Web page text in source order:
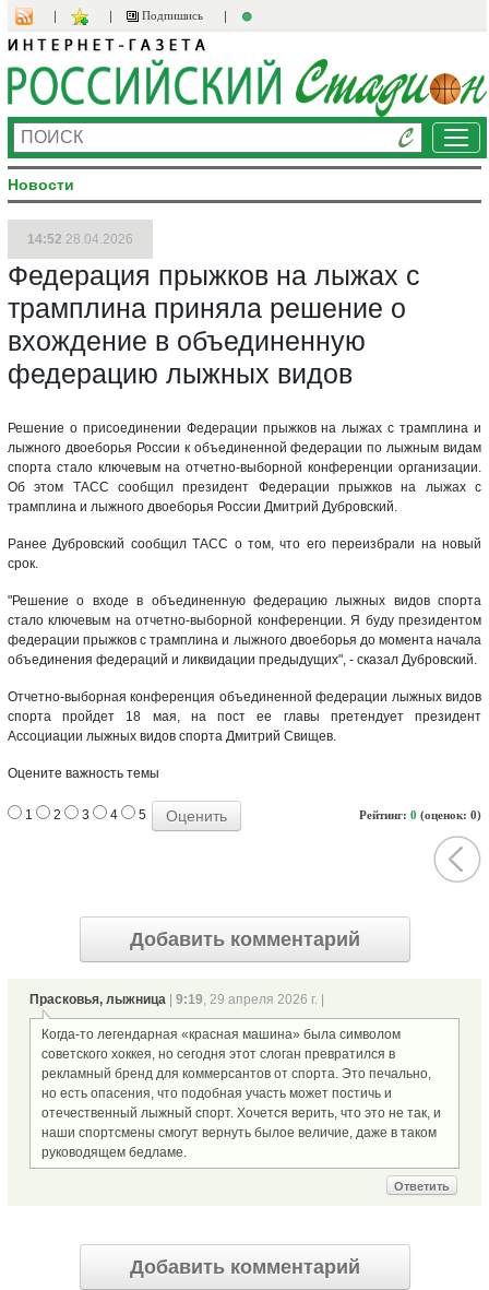
Подпишись
Новости
14:52 28.04.2026
Федерация прыжков на лыжах с
трамплина приняла решение о
вхождение в объединенную
федерацию лыжных видов
Решение о присоединении Федерации прыжков на лыжах с трамплина и
лыжного двоеборья России к объединенной федерации по лыжным видам
спорта стало ключевым на отчетно-выборной конференции организации.
Об этом ТАСС сообщил президент Федерации прыжков на лыжах с
трамплина и лыжного двоеборья России Дмитрий Дубровский.
Ранее Дубровский сообщил ТАСС о том, что его переизбрали на новый
срок.
"Решение о входе в объединенную федерацию лыжных видов спорта
стало ключевым на отчетно-выборной конференции. Я буду президентом
федерации прыжков с трамплина и лыжного двоеборья до момента начала
объединения федераций и ликвидации предыдущих", - сказал Дубровский.
Отчетно-выборная конференция объединенной федерации лыжных видов
спорта пройдет 18 мая, на пост ее главы претендует президент
Ассоциации лыжных видов спорта Дмитрий Свищев.
Оцените важность темы
Рейтинг: 0 (оценок: 0)
1 2 3 4 5
Добавить комментарий
Прасковья, лыжница 9:19, 29 апреля 2026 г. |
Когда-то легендарная «красная машина» была символом
советского хоккея, но сегодня этот слоган превратился в
рекламный бренд для коммерсантов от спорта. Это печально,
но есть опасения, что подобная участь может постичь и
отечественный лыжный спорт. Хочется верить, что это не так, и
наши спортсмены смогут вернуть былое величие, даже в таком
руководящем бедламе.
Ответить
Добавить комментарий